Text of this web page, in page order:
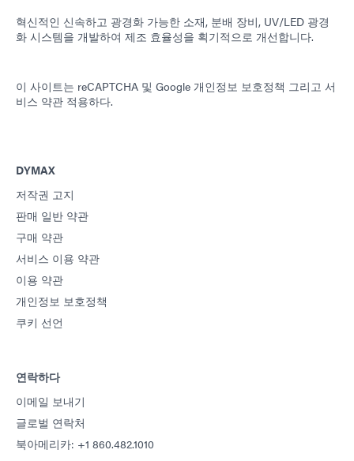
혁신적인 신속하고 광경화 가능한 소재, 분배 장비, UV/LED 광경
화 시스템을 개발하여 제조 효율성을 획기적으로 개선합니다.
이 사이트는 reCAPTCHA 및 Google 개인정보 보호정책 그리고 서
비스 약관 적용하다.
DYMAX
저작권 고지
판매 일반 약관
구매 약관
서비스 이용 약관
이용 약관
개인정보 보호정책
쿠키 선언
연락하다
이메일 보내기
글로벌 연락처
북아메리카: +1 860.482.1010